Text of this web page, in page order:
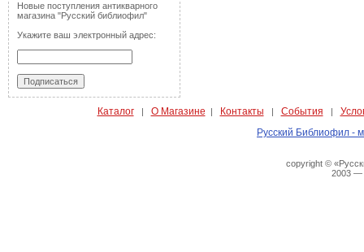
Новые поступления антикварного
магазина "Русский библиофил"
Укажите ваш электронный адрес:
Каталог| О Магазине | Контакты | События |
Русский Библиофил -
copyright ©
2003 —